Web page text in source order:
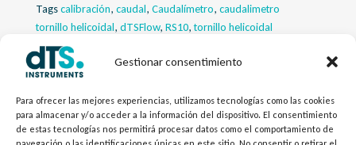
Gestionar consentimiento
Para ofrecer las mejores experiencias, utilizamos tecnologías como las cookies
para almacenar y/o acceder a la información del dispositivo. El consentimiento
de estas tecnologías nos permitirá procesar datos como el comportamiento de
Descargas
Tagscalibración, caudal, Caudalímetro, caudalimetro
tornillo helicoidal, dTSFlow, RS10,tornillo helicoidal